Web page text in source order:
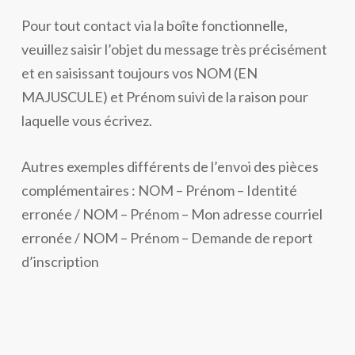
Pour tout contact via la boîte fonctionnelle,
veuillez saisir l’objet du message très précisément
et en saisissant toujours vos NOM (EN
MAJUSCULE) et Prénom suivi de la raison pour
laquelle vous écrivez.
Autres exemples différents de l’envoi des pièces
complémentaires : NOM – Prénom – Identité
erronée / NOM – Prénom – Mon adresse courriel
erronée / NOM – Prénom – Demande de report
d’inscription